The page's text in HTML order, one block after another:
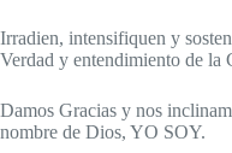
Irradien, intensifiquen y
Verdad y entendimiento de la
Damos Gracias y nos
nombre de Dios, YO SOY.